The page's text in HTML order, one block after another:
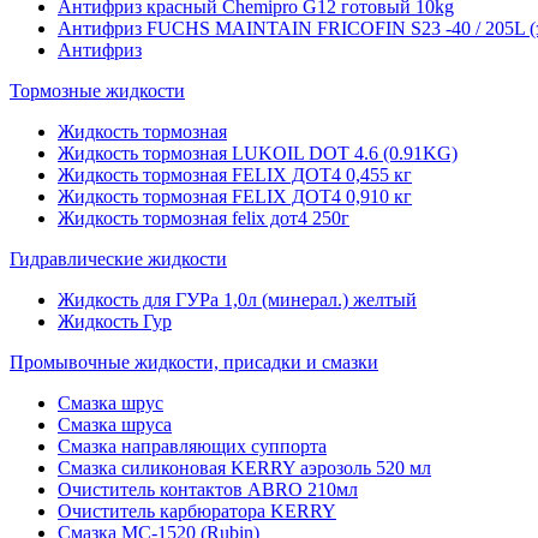
Антифриз красный Chemipro G12 готовый 10kg
Антифриз FUCHS MAINTAIN FRICOFIN S23 -40 / 205L
Антифриз
Тормозные жидкости
Жидкость тормозная
Жидкость тормозная LUKOIL DOT 4.6 (0.91KG)
Жидкость тормозная FELIX ДОТ4 0,455 кг
Жидкость тормозная FELIX ДОТ4 0,910 кг
Жидкость тормозная felix дот4 250г
Гидравлические жидкости
Жидкость для ГУРа 1,0л (минерал.) желтый
Жидкость Гур
Промывочные жидкости, присадки и смазки
Смазка шрус
Смазка шруса
Смазка направляющих суппорта
Смазка силиконовая KERRY аэрозоль 520 мл
Очиститель контактов ABRO 210мл
Очиститель карбюратора KERRY
Смазка МС-1520 (Rubin)